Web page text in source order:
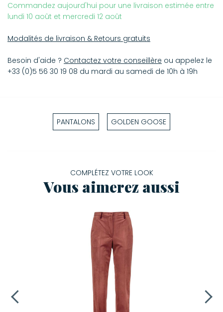
Commandez aujourd'hui pour une livraison estimée entre
lundi 10 août et mercredi 12 août
Modalités de livraison & Retours gratuits
Besoin d'aide ? Contactez votre conseillère ou appelez le
+33 (0)5 56 30 19 08 du mardi au samedi de 10h à 19h
PANTALONS GOLDEN GOOSE
COMPLÉTEZ VOTRE LOOK
Vous aimerez aussi